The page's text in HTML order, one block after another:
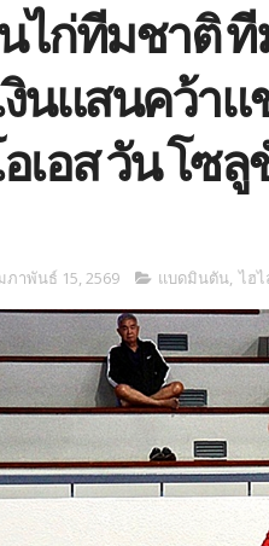
ไก่ทีมชาติ
งินแสนคว้า
อเอส วัน โซ
ภาพันธ์ 15, 2569 แบดมินตัน, ไฮ